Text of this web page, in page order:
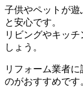
子供やペットが遊
と安心です。
リビングやキッ
しょう。
リフォーム業者
のがおすすめです